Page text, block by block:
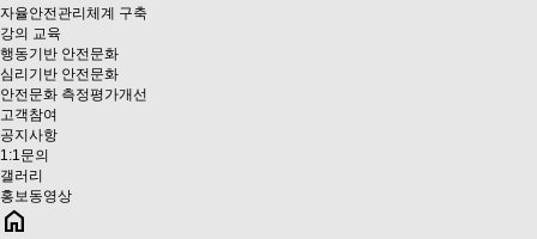
자율안전관리체계 구축
강의 교육
행동기반 안전문화
심리기반 안전문화
안전문화 측정평가개선
고객참여
공지사항
1:1문의
갤러리
홍보동영상
home